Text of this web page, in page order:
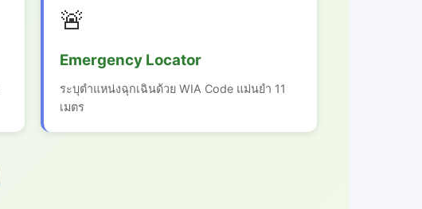
🚨
Emergency Locator
ระบุตำแหน่งฉุกเฉินด้วย WIA Code แม่นยำ 11
เมตร